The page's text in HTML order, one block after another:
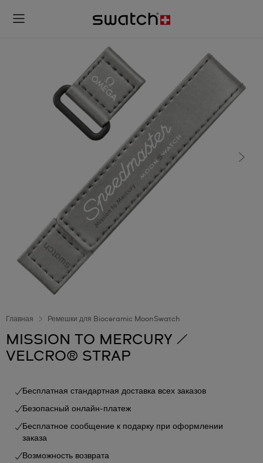
Главная Ремешки для Bioceramic MoonSwatch
MISSION TO MERCURY /
VELCRO® STRAP
Бесплатная стандартная доставка всех заказов
Безопасный онлайн-платеж
Бесплатное сообщение к подарку при оформлении
заказа
Возможность возврата